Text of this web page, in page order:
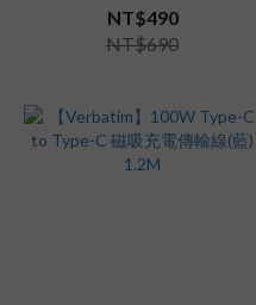
1.2M
NT$490
NT$690